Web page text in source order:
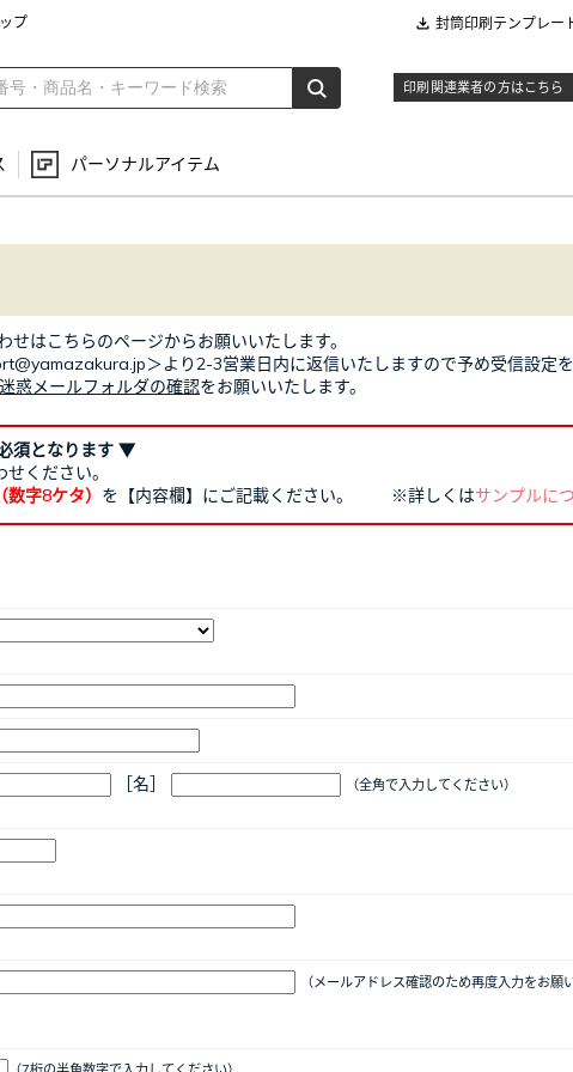
プ 封筒印刷テンプレー
印刷関連業者の方はこちら
パーソナルアイテム
はこちらのページからお願いいたします。
＞より2-3営業日内に返信いたしますので予め受信設定
惑メールフォルダの確認をお願いいたします。
須となります ▼
ください。
字8ケタ） を【内容欄】にご記載ください。 ※詳しくはサンプルに
［名］ （全角で入力してください）
（メールアドレス確認のため再度入力をお願